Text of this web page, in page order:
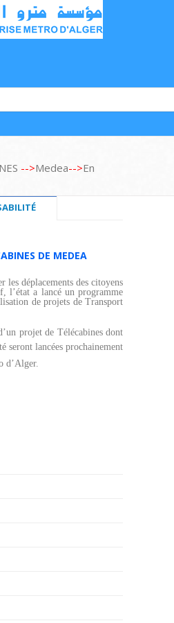
-->Medea-->En
DE MEDEA
les déplacements des citoyens
l’état a lancé un programme
de projets de Transport
projet de Télécabines dont
seront lancées prochainement
d’Alger.